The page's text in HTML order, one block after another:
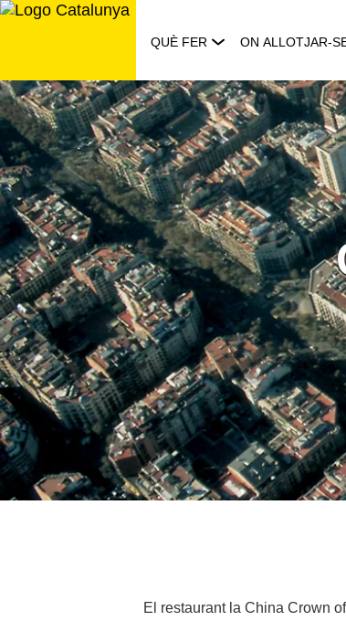
Saltar
QUÈ FER ON ALLOTJAR-
El restaurant la China Crown